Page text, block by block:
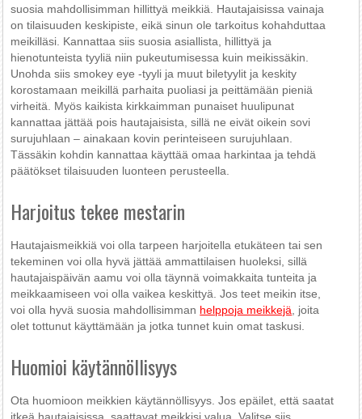
suosia mahdollisimman hillittyä meikkiä. Hautajaisissa vainaja
on tilaisuuden keskipiste, eikä sinun ole tarkoitus kohahduttaa
meikilläsi. Kannattaa siis suosia asiallista, hillittyä ja
hienotunteista tyyliä niin pukeutumisessa kuin meikissäkin.
Unohda siis smokey eye -tyyli ja muut biletyylit ja keskity
korostamaan meikillä parhaita puoliasi ja peittämään pieniä
virheitä. Myös kaikista kirkkaimman punaiset huulipunat
kannattaa jättää pois hautajaisista, sillä ne eivät oikein sovi
surujuhlaan – ainakaan kovin perinteiseen surujuhlaan.
Tässäkin kohdin kannattaa käyttää omaa harkintaa ja tehdä
päätökset tilaisuuden luonteen perusteella.
Harjoitus tekee mestarin
Hautajaismeikkiä voi olla tarpeen harjoitella etukäteen tai sen
tekeminen voi olla hyvä jättää ammattilaisen huoleksi, sillä
hautajaispäivän aamu voi olla täynnä voimakkaita tunteita ja
meikkaamiseen voi olla vaikea keskittyä. Jos teet meikin itse,
voi olla hyvä suosia mahdollisimman helppoja meikkejä , joita
olet tottunut käyttämään ja jotka tunnet kuin omat taskusi.
Huomioi käytännöllisyys
Ota huomioon meikkien käytännöllisyys. Jos epäilet, että saatat